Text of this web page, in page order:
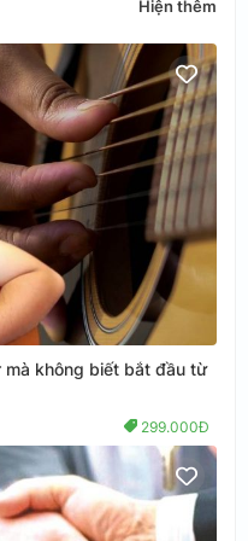
Hiện thêm
mà không biết bắt đầu từ
299.000Đ